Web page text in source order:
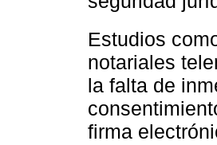
Estudios
notariales
la falta de
firma